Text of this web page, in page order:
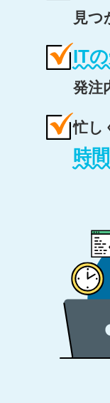
見つ
IT
発注
忙し
時